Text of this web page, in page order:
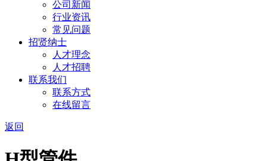
公司新闻
行业资讯
常见问题
招贤纳士
人才理念
人才招聘
联系我们
联系方式
在线留言
返回